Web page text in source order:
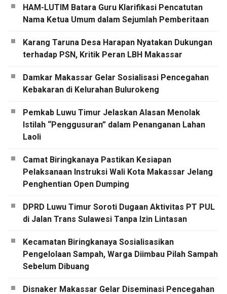
HAM-LUTIM Batara Guru Klarifikasi Pencatutan
Nama Ketua Umum dalam Sejumlah Pemberitaan
Karang Taruna Desa Harapan Nyatakan Dukungan
terhadap PSN, Kritik Peran LBH Makassar
Damkar Makassar Gelar Sosialisasi Pencegahan
Kebakaran di Kelurahan Bulurokeng
Pemkab Luwu Timur Jelaskan Alasan Menolak
Istilah “Penggusuran” dalam Penanganan Lahan
Laoli
Camat Biringkanaya Pastikan Kesiapan
Pelaksanaan Instruksi Wali Kota Makassar Jelang
Penghentian Open Dumping
DPRD Luwu Timur Soroti Dugaan Aktivitas PT PUL
di Jalan Trans Sulawesi Tanpa Izin Lintasan
Kecamatan Biringkanaya Sosialisasikan
Pengelolaan Sampah, Warga Diimbau Pilah Sampah
Sebelum Dibuang
Disnaker Makassar Gelar Diseminasi Pencegahan